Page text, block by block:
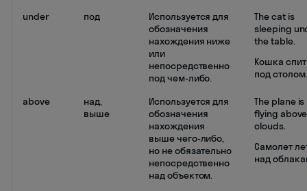
under
под
Используется для
обозначения
нахождения ниже
или
непосредственно
под чем-либо.
The cat is
sleeping
the table.
Кошка спит
под столом.
above
над,
выше
Используется для
обозначения
нахождения
выше чего-либо,
но не обязательно
непосредственно
над объектом.
The plane is
flying
clouds.
Самолет
над